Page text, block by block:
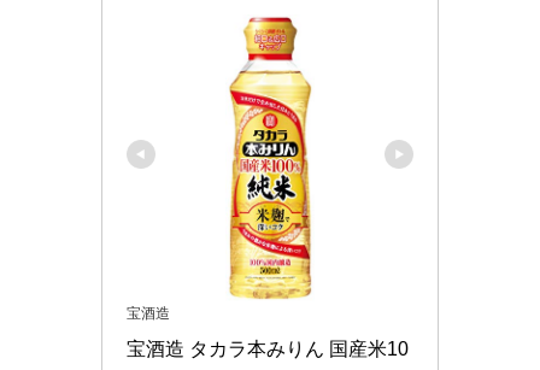
宝酒造
宝酒造 タカラ本みりん 国産米10